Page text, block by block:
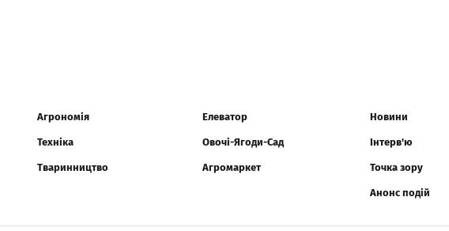
Агрономія
Техніка
Тваринництво
Елеватор
Овочі-Ягоди-Сад
Агромаркет
Новини
Інтерв'ю
Точка зору
Анонс подій